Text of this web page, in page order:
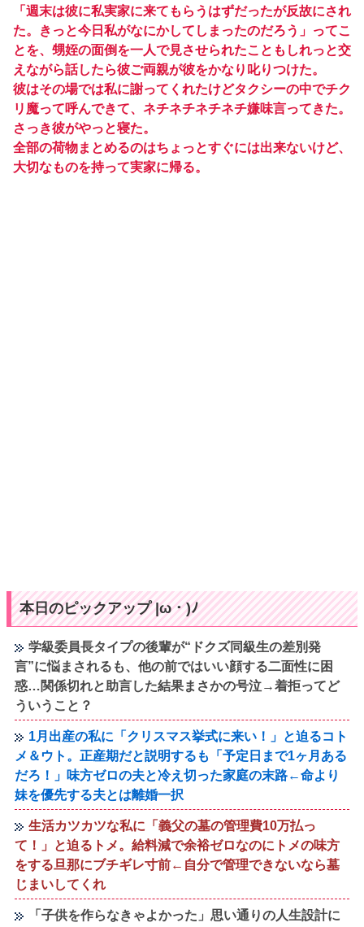
「週末は彼に私実家に来てもらうはずだったが反故にされ
た。きっと今日私がなにかしてしまったのだろう」ってこ
とを、甥姪の面倒を一人で見させられたこともしれっと交
えながら話したら彼ご両親が彼をかなり叱りつけた。
彼はその場では私に謝ってくれたけどタクシーの中でチク
リ魔って呼んできて、ネチネチネチネチ嫌味言ってきた。
さっき彼がやっと寝た。
全部の荷物まとめるのはちょっとすぐには出来ないけど、
大切なものを持って実家に帰る。
本日のピックアップ |ω・)ﾉ
学級委員長タイプの後輩が“ドクズ同級生の差別発
言”に悩まされるも、他の前ではいい顔する二面性に困
惑…関係切れと助言した結果まさかの号泣→着拒ってど
ういうこと？
1月出産の私に「クリスマス挙式に来い！」と迫るコト
メ＆ウト。正産期だと説明するも「予定日まで1ヶ月ある
だろ！」味方ゼロの夫と冷え切った家庭の末路←命より
妹を優先する夫とは離婚一択
生活カツカツな私に「義父の墓の管理費10万払っ
て！」と迫るトメ。給料減で余裕ゼロなのにトメの味方
をする旦那にブチギレ寸前←自分で管理できないなら墓
じまいしてくれ
「子供を作らなきゃよかった」思い通りの人生設計に